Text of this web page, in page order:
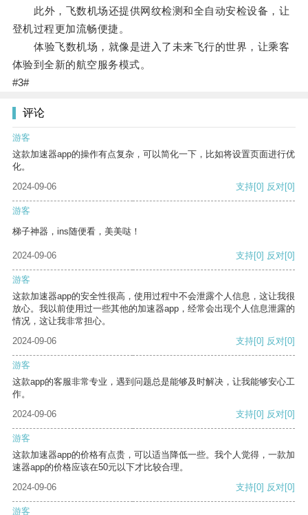
此外，飞数机场还提供网纹检测和全自动安检设备，让
登机过程更加流畅便捷。
体验飞数机场，就像是进入了未来飞行的世界，让乘客
体验到全新的航空服务模式。
#3#
评论
游客
这款加速器app的操作有点复杂，可以简化一下，比如将设置页面进行优
化。
2024-09-06
支持[0] 反对[0]
游客
梯子神器，ins随便看，美美哒！
2024-09-06 支持[0] 反对[0]
游客
这款加速器app的安全性很高，使用过程中不会泄露个人信息，这让我很
放心。我以前使用过一些其他的加速器app，经常会出现个人信息泄露的
情况，这让我非常担心。
2024-09-06
支持[0] 反对[0]
游客
这款app的客服非常专业，遇到问题总是能够及时解决，让我能够安心工
作。
2024-09-06
支持[0] 反对[0]
游客
这款加速器app的价格有点贵，可以适当降低一些。我个人觉得，一款加
速器app的价格应该在50元以下才比较合理。
2024-09-06
支持[0] 反对[0]
游客